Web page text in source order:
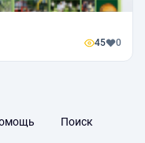
45 0
Поиск